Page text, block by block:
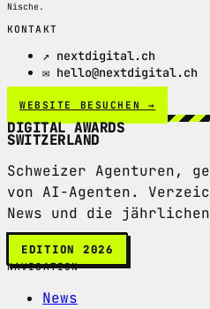
Nische.
KONTAKT
↗ nextdigital.ch
✉ hello@nextdigital.ch
WEBSITE BESUCHEN →
DIGITAL AWARDS
SWITZERLAND
Schweizer Agenturen,
von AI-Agenten.
News und die
EDITION 2026
NAVIGATION
News